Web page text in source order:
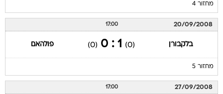
מחזור 4
20/09/2008
17:00
בלקבורן (0)
1 : 0
(0) פולהאם
מחזור 5
27/09/2008
17:00